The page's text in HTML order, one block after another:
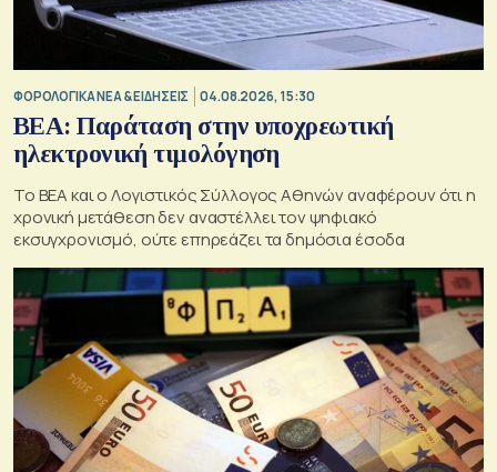
ΦΟΡΟΛΟΓΙΚΑ ΝΕΑ & EΙΔΗΣΕΙΣ 04.08.2026, 15:30
BEA: Παράταση στην υποχρεωτική
ηλεκτρονική τιμολόγηση
To BEA και ο Λογιστικός Σύλλογος Αθηνών αναφέρουν ότι η
χρονική μετάθεση δεν αναστέλλει τον ψηφιακό
εκσυγχρονισμό, ούτε επηρεάζει τα δημόσια έσοδα